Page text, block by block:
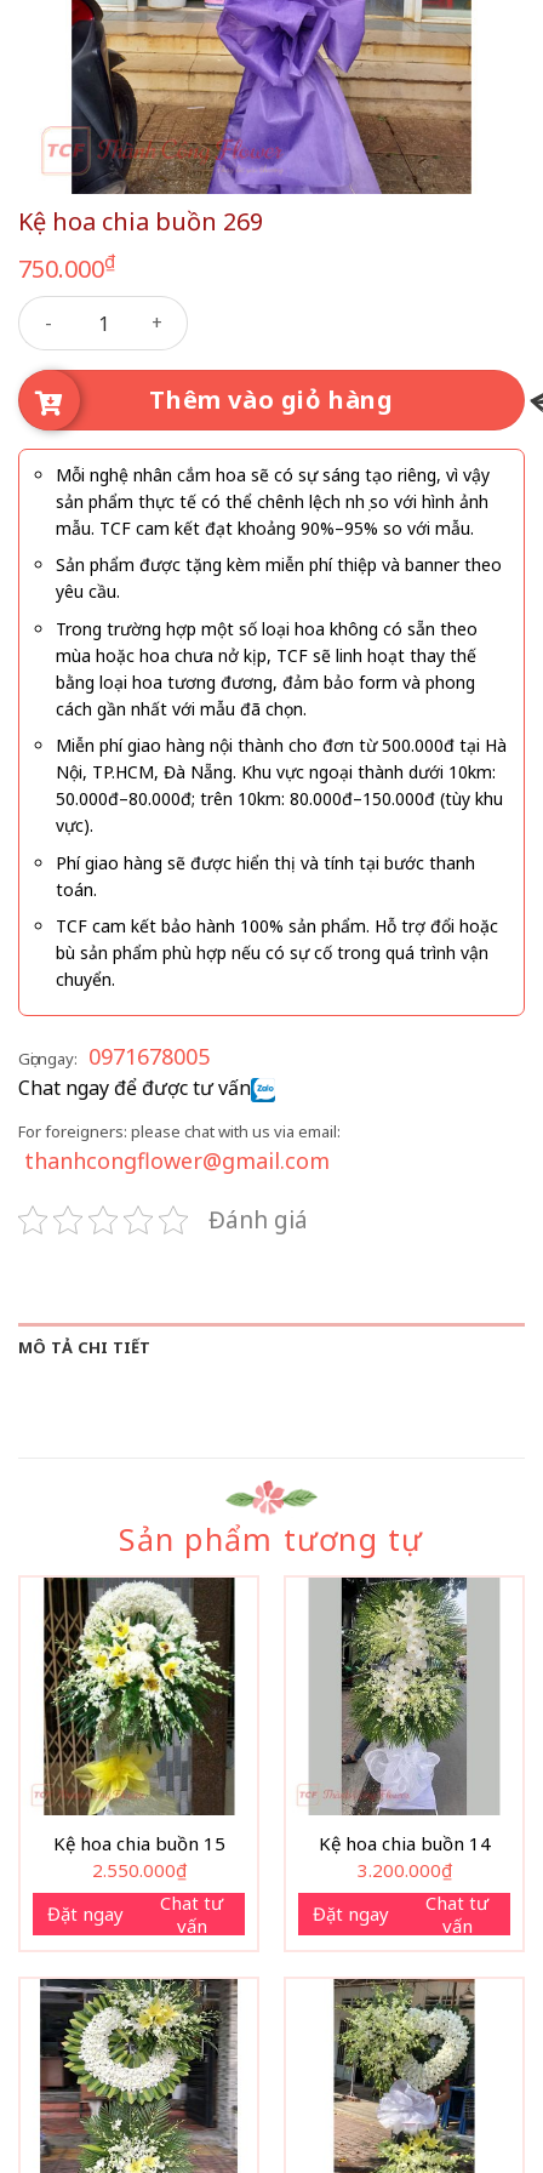
Kệ hoa chia buồn 269
750.000₫
Kệ hoa chia buồn 269 số lượng
Thêm vào giỏ hàng
Mỗi nghệ nhân cắm hoa sẽ có sự sáng tạo riêng, vì vậy
sản phẩm thực tế có thể chênh lệch nhẹ so với hình ảnh
mẫu. TCF cam kết đạt khoảng 90%–95% so với mẫu.
Sản phẩm được tặng kèm miễn phí thiệp và banner theo
yêu cầu.
Trong trường hợp một số loại hoa không có sẵn theo
mùa hoặc hoa chưa nở kịp, TCF sẽ linh hoạt thay thế
bằng loại hoa tương đương, đảm bảo form và phong
cách gần nhất với mẫu đã chọn.
Miễn phí giao hàng nội thành cho đơn từ 500.000đ tại Hà
Nội, TP.HCM, Đà Nẵng. Khu vực ngoại thành dưới 10km:
50.000đ–80.000đ; trên 10km: 80.000đ–150.000đ (tùy khu
vực).
Phí giao hàng sẽ được hiển thị và tính tại bước thanh
toán.
TCF cam kết bảo hành 100% sản phẩm. Hỗ trợ đổi hoặc
bù sản phẩm phù hợp nếu có sự cố trong quá trình vận
chuyển.
Gọi ngay: 0971678005
Chat ngay để được tư vấn
For foreigners: please chat with us via email:
thanhcongflower@gmail.com
Đánh giá
MÔ TẢ CHI TIẾT
Sản phẩm tương tự
Kệ hoa chia buồn 15
2.550.000₫
Đặt ngay
Chat tư
vấn
Kệ hoa chia buồn 14
3.200.000₫
Đặt ngay
Chat tư
vấn